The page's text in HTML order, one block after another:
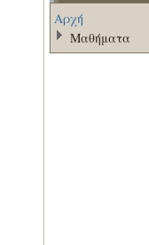
Αρχή
Μαθήματα